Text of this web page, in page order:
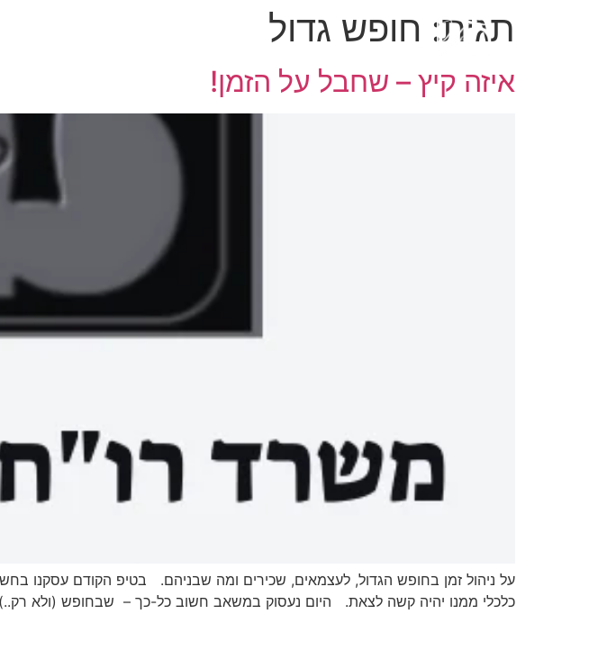
תגית: חופש גדול
איזה קיץ – שחבל על הזמן!
על ניהול זמן בחופש הגדול, לעצמאים, שכירים ומה שבניהם. בטיפ הקודם עסקנו
כלכלי ממנו יהיה קשה לצאת. היום נעסוק במשאב חשוב כל-כך – שבחופש (ולא